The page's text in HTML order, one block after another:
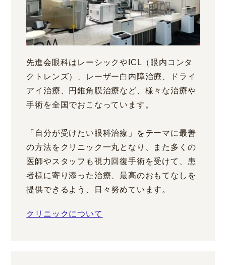
先進会眼科はレーシックやICL（眼内コンタ
クトレンズ）、レーザー白内障治療、ドライ
アイ治療、円錐角膜治療など、様々な治療や
手術を全国でおこなっています。
「自分が受けたい眼科治療」をテーマに最善
の方法をクリニック一丸となり、また多くの
医師やスタッフも視力回復手術を受けて、患
者様に寄り添った治療、最高のおもてなしを
提供できるよう、日々努めています。
クリニックについて